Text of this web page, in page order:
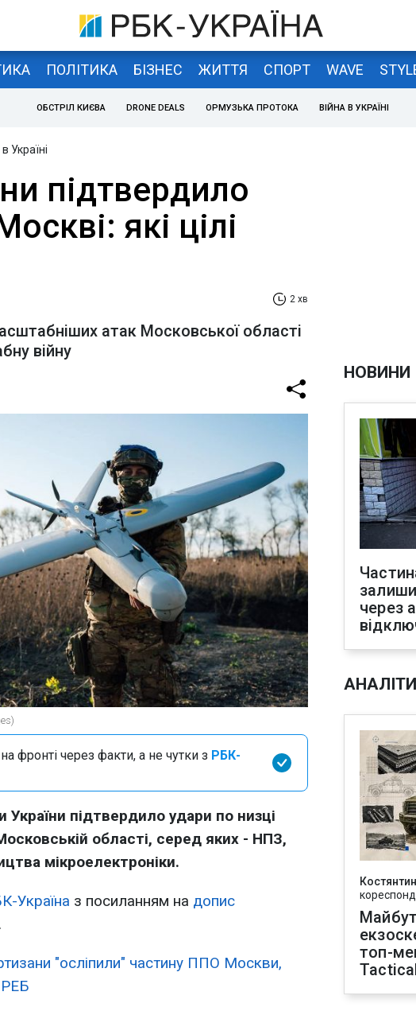
ПОЛІТИКА БІЗНЕС ЖИТТЯ СПОРТ WAVE
ОБСТРІЛ КИЄВА DRONE DEALS ОРМУЗЬКА ПРОТОКА ВІЙНА В УКРАЇНІ
Україні
підтвердило
які цілі
2 хв
атак Московської області
війну
фронті через факти, а не чутки з РБК-
України підтвердило удари по низці
області, серед яких - НПЗ,
мікроелектроніки.
Україна з посиланням на допис
"осліпили" частину ППО Москви,
НОВИНИ
через
топ-